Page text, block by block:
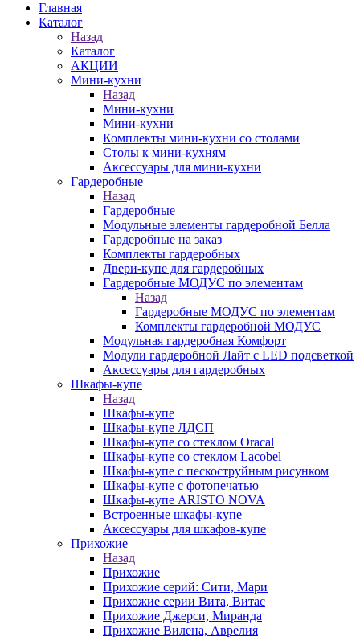
Главная
Каталог
Назад
Каталог
АКЦИИ
Мини-кухни
Назад
Мини-кухни
Мини-кухни
Комплекты мини-кухни со столами
Столы к мини-кухням
Аксессуары для мини-кухни
Гардеробные
Назад
Гардеробные
Модульные элементы гардеробной Белла
Гардеробные на заказ
Комплекты гардеробных
Двери-купе для гардеробных
Гардеробные МОДУС по элементам
Назад
Гардеробные МОДУС по элементам
Комплекты гардеробной МОДУС
Модульная гардеробная Комфорт
Модули гардеробной Лайт с LED подсветкой
Аксессуары для гардеробных
Шкафы-купе
Назад
Шкафы-купе
Шкафы-купе ЛДСП
Шкафы-купе со стеклом Oracal
Шкафы-купе со стеклом Lacobel
Шкафы-купе с пескоструйным рисунком
Шкафы-купе с фотопечатью
Шкафы-купе ARISTO NOVA
Встроенные шкафы-купе
Аксессуары для шкафов-купе
Прихожие
Назад
Прихожие
Прихожие серий: Сити, Мари
Прихожие серии Вита, Витас
Прихожие Джерси, Миранда
Прихожие Вилена, Аврелия